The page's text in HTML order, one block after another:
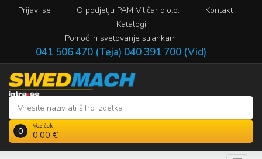
Prijavi se O podjetju PAM Viličar d.o.o.
Kontakt
Katalogi
Pomoč in svetovanje strankam:
041 506 470 (Teja) 040 391 700 (Vid)
0 Voziček
0,00 €